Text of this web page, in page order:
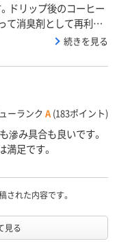
ドリップ後のコーヒー
て消臭剤として再利用
続きを見る
ーランク A (183ポイント)
滲み具合も良いです。
足です。
された内容です。
見る